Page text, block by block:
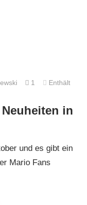
1
Enthält
in
und es gibt ein
Mario Fans